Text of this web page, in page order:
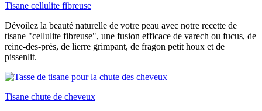
Tisane cellulite fibreuse
Dévoilez la beauté naturelle de votre peau avec notre recette de
tisane "cellulite fibreuse", une fusion efficace de varech ou fucus, de
reine-des-prés, de lierre grimpant, de fragon petit houx et de
pissenlit.
Tisane chute de cheveux